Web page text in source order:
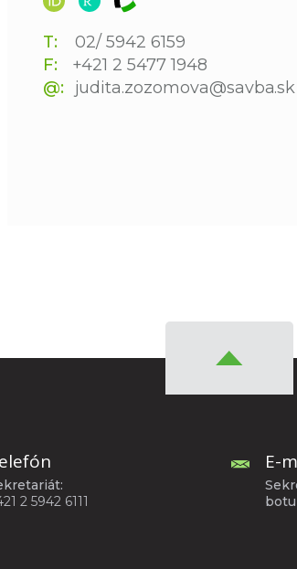
T:
02/ 5942 6159
F:
+421 2 5477 1948
@:
judita.zozomova@savba.sk
2 5942 6111
E-